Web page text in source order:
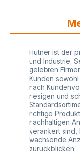
Hutner ist der
und Industrie.
gelebten
Kunden
nach
riesigen und
richtige
nachhaltigen
verankert sind,
wachsende
zurückblicken.